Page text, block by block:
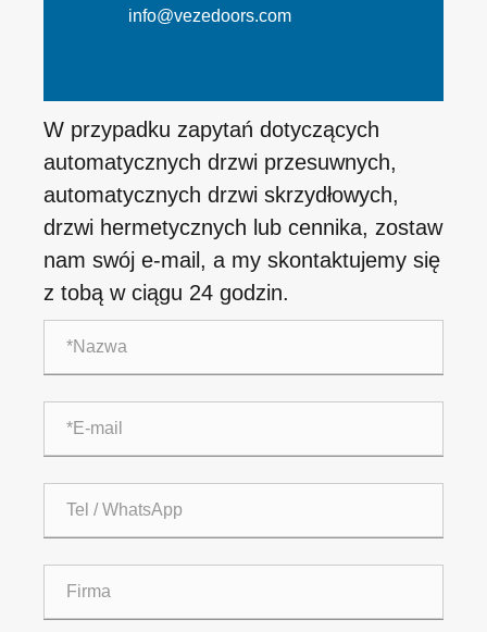
info@vezedoors.com
W przypadku zapytań dotyczących
automatycznych drzwi przesuwnych,
automatycznych drzwi skrzydłowych,
drzwi hermetycznych lub cennika, zostaw
nam swój e-mail, a my skontaktujemy się
z tobą w ciągu 24 godzin.